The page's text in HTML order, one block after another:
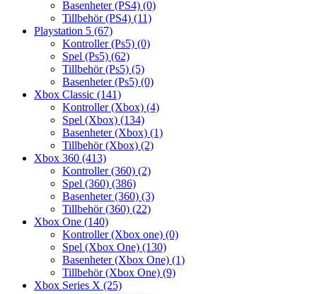
Basenheter (PS4) (0)
Tillbehör (PS4) (11)
Playstation 5 (67)
Kontroller (Ps5) (0)
Spel (Ps5) (62)
Tillbehör (Ps5) (5)
Basenheter (Ps5) (0)
Xbox Classic (141)
Kontroller (Xbox) (4)
Spel (Xbox) (134)
Basenheter (Xbox) (1)
Tillbehör (Xbox) (2)
Xbox 360 (413)
Kontroller (360) (2)
Spel (360) (386)
Basenheter (360) (3)
Tillbehör (360) (22)
Xbox One (140)
Kontroller (Xbox one) (0)
Spel (Xbox One) (130)
Basenheter (Xbox One) (1)
Tillbehör (Xbox One) (9)
Xbox Series X (25)